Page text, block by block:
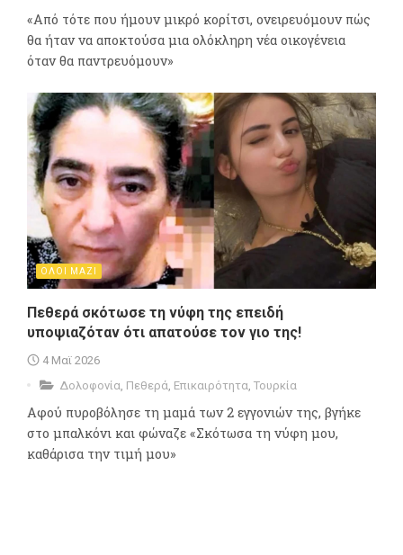
«Από τότε που ήμουν μικρό κορίτσι, ονειρευόμουν πώς
θα ήταν να αποκτούσα μια ολόκληρη νέα οικογένεια
όταν θα παντρευόμουν»
ΟΛΟΙ ΜΑΖΙ
Πεθερά σκότωσε τη νύφη της επειδή
υποψιαζόταν ότι απατούσε τον γιο της!
4 Μαϊ 2026
Δολοφονία Πεθερά Επικαιρότητα Τουρκία
Αφού πυροβόλησε τη μαμά των 2 εγγονιών της, βγήκε
στο μπαλκόνι και φώναζε «Σκότωσα τη νύφη μου,
καθάρισα την τιμή μου»